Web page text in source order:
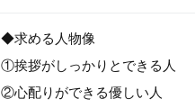
◆求める人物像
①挨拶がしっかりとできる人
②心配りができる優しい人